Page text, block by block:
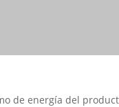
de energía del